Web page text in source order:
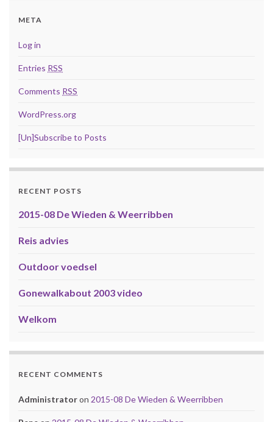
META
Log in
Entries RSS
Comments RSS
WordPress.org
[Un]Subscribe to Posts
RECENT POSTS
2015-08 De Wieden & Weerribben
Reis advies
Outdoor voedsel
Gonewalkabout 2003 video
Welkom
RECENT COMMENTS
Administratoron 2015-08 De Wieden & Weerribben